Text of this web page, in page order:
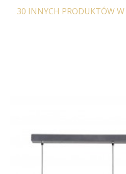
30 INNYCH PRODUKTÓW W